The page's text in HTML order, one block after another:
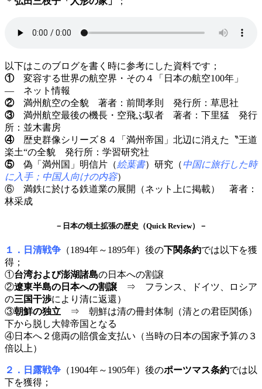
以下はこのブログを書く時に参考にした資料です；
①変容する世界の航空界・その４「日本の航空100年」
— ネット情報
②満州航空の全貌 著者：前間孝則 発行所：草思社
③満州航空最後の機長・空飛ぶ馭者 著者：下里猛 発行
所：並木書房
④歴史群像シリーズ８４「満州帝国」北辺に消えた〝王道
楽土“の全貌 発行所：学習研究社
⑤偽「満州国」明信片（絵葉書）研究（ 中国に旅行した時
に入手；中国人向けの内容）
⑥ 満鉄に於ける鉄道業の展開（ネット上に掲載） 著者：
林采成
－日本の領土拡張の歴史（Quick Review）－
１．日清戦争 （1894年～1895年）後の 下関条約では以下を獲
得；
①台湾および澎湖諸島の日本への割譲
②遼東半島の日本への割譲
⇒ フランス、ドイツ、ロシア
の三国干渉により清に返還）
③朝鮮の独立 ⇒ 朝鮮は清の冊封体制（清との君臣関係）
下から脱し大韓帝国となる
④日本へ２億両の賠償金支払い（当時の日本の国家予算の３
倍以上）
２．日露戦争 （1904年～1905年）後のポーツマス条約では以
下を獲得；